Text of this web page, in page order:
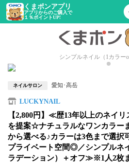
くまポンアプリ
アプリからのご購入で
１％ポイントUP!
シンプルネイル（1カラ
ネイルサロン 愛知･高岳
LUCKYNAIL
【2,800円】≪歴13年以上のネイ
を提案☆ナチュラルなワンカラー
から選べる♪カラーは3色まで選択
プライベート空間◎／シンプルネ
ラデーション）＋オフ≫※1人2枚